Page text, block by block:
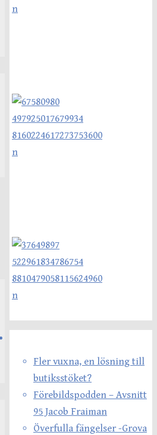
Fler vuxna, en lösning till
butiksstöket?
Förebildspodden – Avsnitt
95 Jacob Fraiman
Överfulla fängelser -Grova